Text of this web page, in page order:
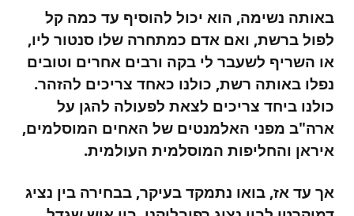
באותה נשימה, הוא יכול להוסיף עד כמה קל
לפול ברשת, ואם אדם כמתחרה שלו סנטור ליו,
או השריף לשעבר לי בקה ורבים אחרים וטובים
נפלו באותה רשת, כולנו כאחד צריכים להזהר.
כולנו ביחד צריכים לצאת לפעולה להגן על
ארה"ב מפני האלמנטים של האחים המוסלמים,
איראן והחליפות המוסלמית העולמית.
אך עד אז, בואו נתמקד בעיקר, בבחירה בין נציג